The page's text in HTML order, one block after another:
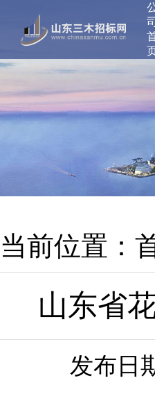
司
当前位置：
山东省
发布日